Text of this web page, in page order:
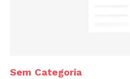
Sem Categoria